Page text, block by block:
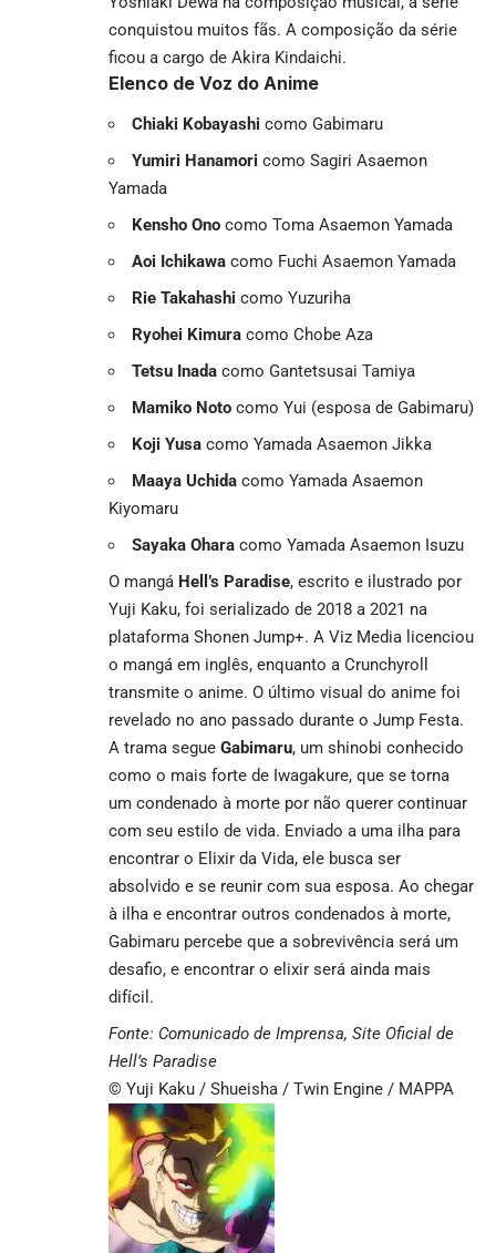
conquistou muitos fãs. A composição da série
ficou a cargo de Akira Kindaichi.
Elenco de Voz do Anime
Chiaki Kobayashi como Gabimaru
Yumiri Hanamori como Sagiri Asaemon
Yamada
Kensho Ono como Toma Asaemon Yamada
Aoi Ichikawa como Fuchi Asaemon Yamada
Rie Takahashi como Yuzuriha
Ryohei Kimura como Chobe Aza
Tetsu Inada como Gantetsusai Tamiya
Mamiko Noto como Yui (esposa de Gabimaru)
Koji Yusa como Yamada Asaemon Jikka
Maaya Uchida como Yamada Asaemon
Kiyomaru
Sayaka Ohara como Yamada Asaemon Isuzu
O mangá Hell’s Paradise, escrito e ilustrado por
Yuji Kaku, foi serializado de 2018 a 2021 na
plataforma Shonen Jump+. A Viz Media licenciou
o mangá em inglês, enquanto a Crunchyroll
transmite o anime. O último visual do anime foi
revelado no ano passado durante o Jump Festa.
A trama segue Gabimaru, um shinobi conhecido
como o mais forte de Iwagakure, que se torna
um condenado à morte por não querer continuar
com seu estilo de vida. Enviado a uma ilha para
encontrar o Elixir da Vida, ele busca ser
absolvido e se reunir com sua esposa. Ao chegar
à ilha e encontrar outros condenados à morte,
Gabimaru percebe que a sobrevivência será um
desafio, e encontrar o elixir será ainda mais
difícil.
Fonte: Comunicado de Imprensa, Site Oficial de
Hell’s Paradise
© Yuji Kaku / Shueisha / Twin Engine / MAPPA